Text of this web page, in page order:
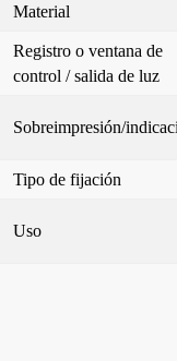
Material
Registro o ventana de
control / salida de luz
Sobreimpresión/
Tipo de fijación
Uso